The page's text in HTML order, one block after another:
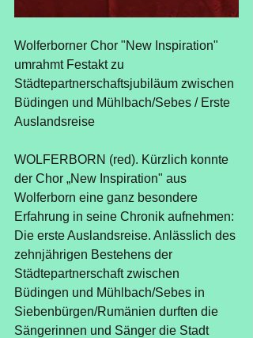
Wolferborner Chor "New Inspiration"
umrahmt Festakt zu
Städtepartnerschaftsjubiläum zwischen
Büdingen und Mühlbach/Sebes / Erste
Auslandsreise
WOLFERBORN (red). Kürzlich konnte
der Chor „New Inspiration" aus
Wolferborn eine ganz besondere
Erfahrung in seine Chronik aufnehmen:
Die erste Auslandsreise. Anlässlich des
zehnjährigen Bestehens der
Städtepartnerschaft zwischen
Büdingen und Mühlbach/Sebes in
Siebenbürgen/Rumänien durften die
Sängerinnen und Sänger die Stadt